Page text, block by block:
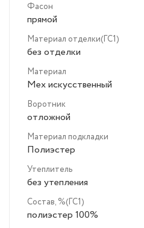
Фасон
прямой
Материал отделки(ГС1)
без отделки
Материал
Мех искусственный
Воротник
отложной
Материал подкладки
Полиэстер
Утеплитель
без утепления
Состав, %(ГС1)
полиэстер 100%